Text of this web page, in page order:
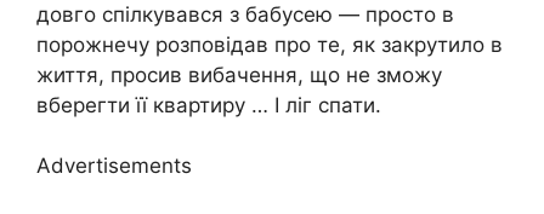
довго спілкувався з бабусею — просто в
порожнечу розповідав про те, як закрутило в
життя, просив вибачення, що не зможу
вберегти її квартиру … І ліг спати.
Advertisements